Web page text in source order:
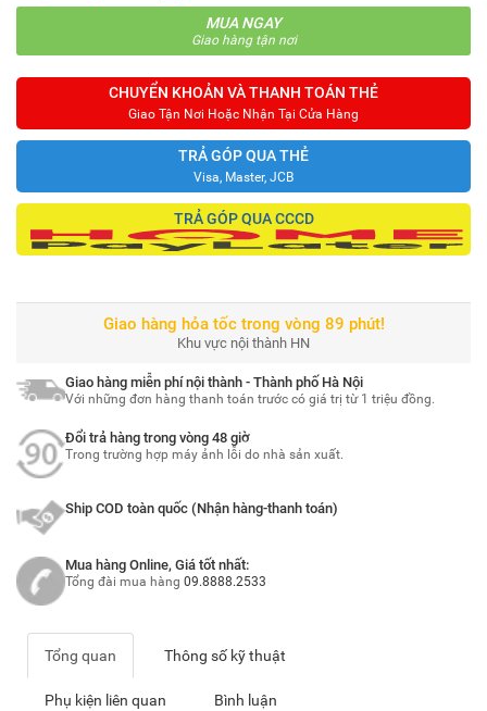
MUA NGAY
Giao hàng tận nơi
CHUYỂN KHOẢN VÀ THANH TOÁN THẺ
Giao Tận Nơi Hoặc Nhận Tại Cửa Hàng
TRẢ GÓP QUA THẺ
Visa, Master, JCB
TRẢ GÓP QUA CCCD
Giao hàng hỏa tốc trong vòng 89 phút!
Khu vực nội thành HN
Giao hàng miễn phí nội thành - Thành phố Hà Nội
Với những đơn hàng thanh toán trước có giá trị từ 1 triệu đồng.
Đổi trả hàng trong vòng 48 giờ
Trong trường hợp máy ảnh lỗi do nhà sản xuất.
Ship COD toàn quốc (Nhận hàng-thanh toán)
Mua hàng Online, Giá tốt nhất:
Tổng đài mua hàng 09.8888.2533
Tổng quan Thông số kỹ thuật
Phụ kiện liên quan Bình luận